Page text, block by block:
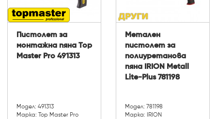
Пистолет за
монтажна пяна Top
Master Pro 491313
Модел: 491313
Марка: Top Master Pro
Метален
пистолет за
полиуретанова
пяна IRION Metall
Lite-Plus 781198
Модел: 781198
Марка: IRION